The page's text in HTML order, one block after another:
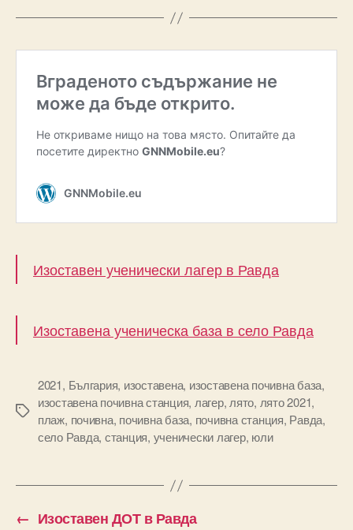
Изоставен ученически лагер в Равда
Изоставена ученическа база в село Равда
Tags
2021, България, изоставена, изоставена почивна база,
изоставена почивна станция, лагер,лято, лято 2021,
плаж, почивна, почивна база, почивна станция, Равда,
село Равда, станция, ученически лагер, юли
← Изоставен ДОТ в Равда